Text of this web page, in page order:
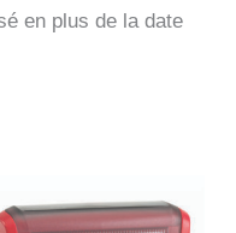
en plus de la date